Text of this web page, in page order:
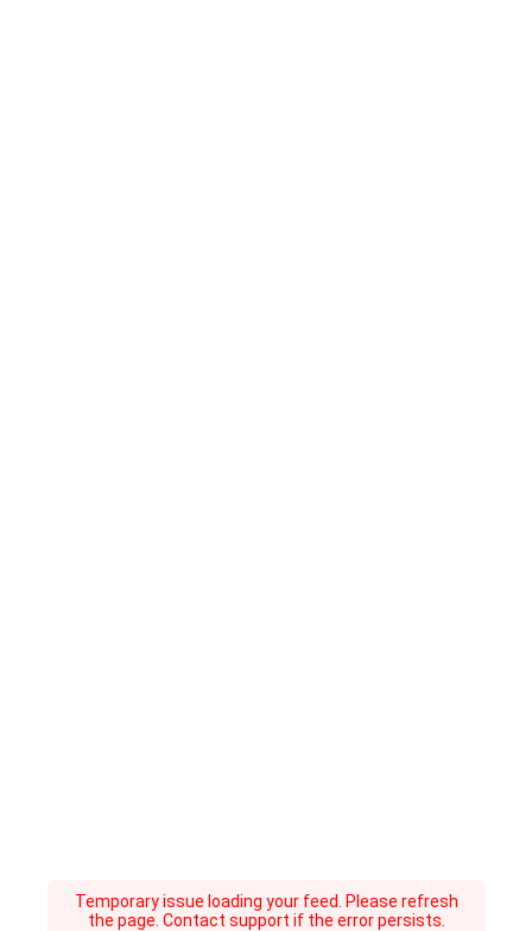
Temporary issue loading your feed. Please refresh
the page. Contact support if the error persists.